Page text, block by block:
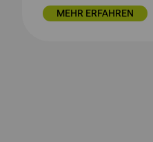
MEHR ERFAHREN